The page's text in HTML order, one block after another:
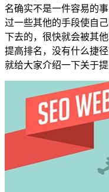
名确实不是一件容易的
过一些其他的手段使自
下去的，很快就会被其
提高排名，没有什么捷
就给大家介绍一下关于提